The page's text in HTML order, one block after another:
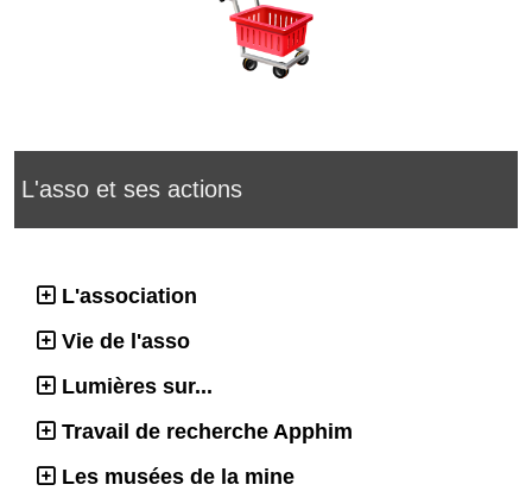
L'asso et ses actions
L'association
Vie de l'asso
Lumières sur...
Travail de recherche Apphim
Les musées de la mine